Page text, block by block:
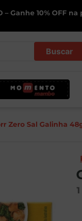
– Ganhe 10% OFF
Zero Sal Galinha
1